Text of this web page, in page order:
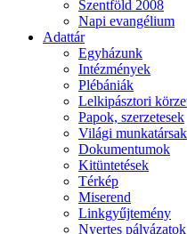
Szentföld 2008
Napi evangélium
Adattár
Egyházunk
Intézmények
Plébániák
Lelkipásztori
Papok, szerzetesek
Világi munkatársak
Dokumentumok
Kitüntetések
Térkép
Miserend
Linkgyűjtemény
Nyertes pályázatok